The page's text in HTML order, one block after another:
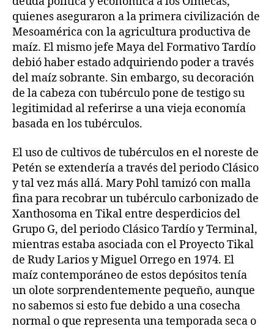
quienes aseguraron a la primera civilización de
Mesoamérica con la agricultura productiva de
maíz. El mismo jefe Maya del Formativo Tardío
debió haber estado adquiriendo poder a través
del maíz sobrante. Sin embargo, su decoración
de la cabeza con tubérculo pone de testigo su
legitimidad al referirse a una vieja economía
basada en los tubérculos.
El uso de cultivos de tubérculos en el noreste de
Petén se extendería a través del periodo Clásico
y tal vez más allá. Mary Pohl tamizó con malla
fina para recobrar un tubérculo carbonizado de
Xanthosoma en Tikal entre desperdicios del
Grupo G, del periodo Clásico Tardío y Terminal,
mientras estaba asociada con el Proyecto Tikal
de Rudy Larios y Miguel Orrego en 1974. El
maíz contemporáneo de estos depósitos tenía
un olote sorprendentemente pequeño, aunque
no sabemos si esto fue debido a una cosecha
normal o que representa una temporada seca o